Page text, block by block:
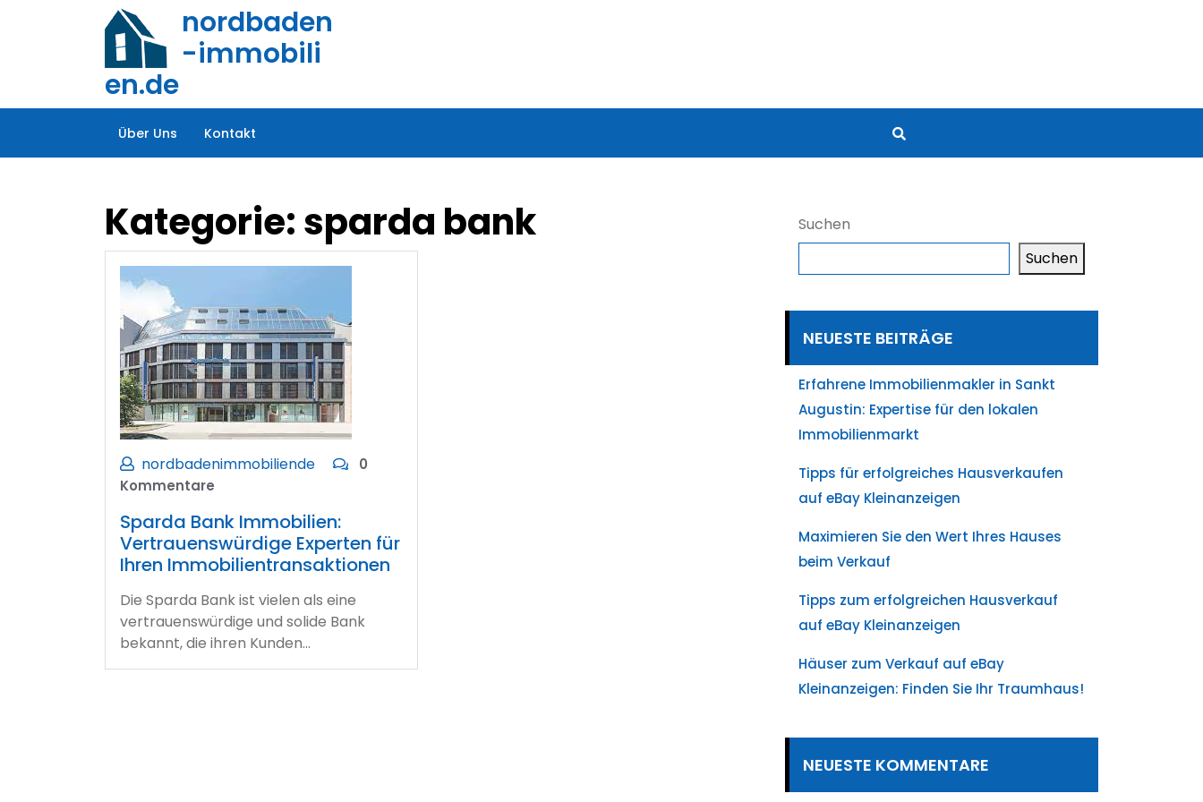
nordbaden
-immobili
en.de
Über Uns Kontakt
Kategorie:sparda bank
nordbadenimmobiliende
0
Kommentare
Sparda Bank Immobilien:
Vertrauenswürdige Experten für
Ihren Immobilientransaktionen
Die Sparda Bank ist vielen als eine
vertrauenswürdige und solide Bank
bekannt, die ihren Kunden…
Suchen
Suchen
NEUESTE BEITRÄGE
Erfahrene Immobilienmakler in Sankt
Augustin: Expertise für den lokalen
Immobilienmarkt
Tipps für erfolgreiches Hausverkaufen
auf eBay Kleinanzeigen
Maximieren Sie den Wert Ihres Hauses
beim Verkauf
Tipps zum erfolgreichen Hausverkauf
auf eBay Kleinanzeigen
Häuser zum Verkauf auf eBay
Kleinanzeigen: Finden Sie Ihr Traumhaus!
NEUESTE KOMMENTARE